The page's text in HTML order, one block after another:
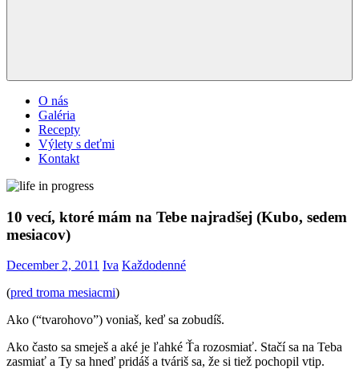
O nás
Galéria
Recepty
Výlety s deťmi
Kontakt
10 vecí, ktoré mám na Tebe najradšej (Kubo, sedem
mesiacov)
December 2, 2011 Iva Každodenné
(pred troma mesiacmi)
Ako (“tvarohovo”) voniaš, keď sa zobudíš.
Ako často sa smeješ a aké je ľahké Ťa rozosmiať. Stačí sa na Teba
zasmiať a Ty sa hneď pridáš a tváriš sa, že si tiež pochopil vtip.